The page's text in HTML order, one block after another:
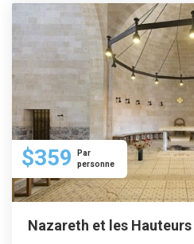
$359
Par
personne
Nazareth et les